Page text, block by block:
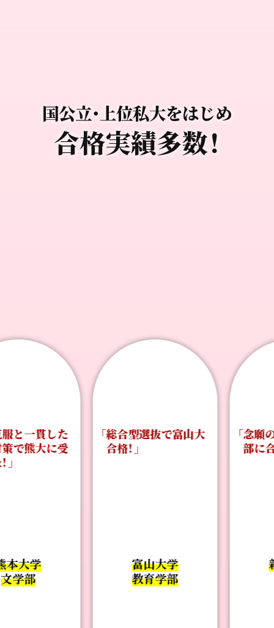
国公立・上位私大をはじめ
合格実績多数！
一貫した
熊大に受
大学
部
「総合型選抜で富山大
合格！」
富山大学
教育学部
「念願
部に合格